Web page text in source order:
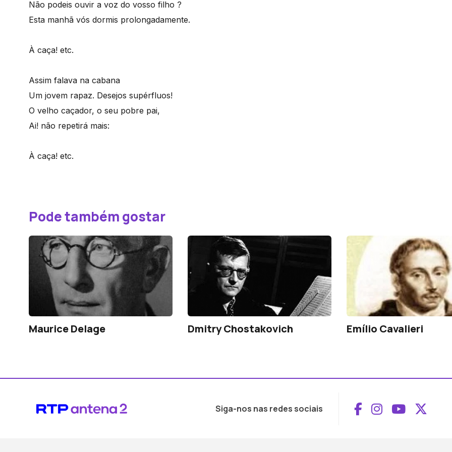
Não podeis ouvir a voz do vosso filho ?
Esta manhã vós dormis prolongadamente.
À caça! etc.
Assim falava na cabana
Um jovem rapaz. Desejos supérfluos!
O velho caçador, o seu pobre pai,
Ai! não repetirá mais:
À caça! etc.
Pode também gostar
Maurice Delage Dmitry Chostakovich Emílio Cavalieri
Siga-nos nas redes sociais Aceder ao
Aceder ao
Aceder